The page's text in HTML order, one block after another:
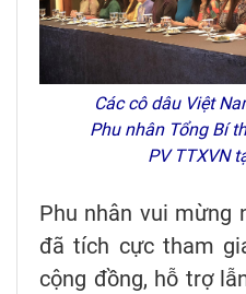
Các cô dâu Việt
Phu nhân Tổng Bí
PV TTXVN
Phu nhân vui mừng
đã tích cực tham
cộng đồng, hỗ trợ